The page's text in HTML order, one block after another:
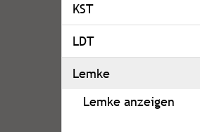
KST
LDT
Lemke
Lemke anzeigen